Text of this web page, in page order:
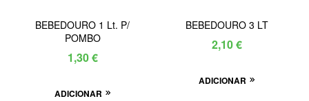
BEBEDOURO 1 Lt. P/
POMBO
1,30€
ADICIONAR
BEBEDOURO 3 LT
2,10€
ADICIONAR